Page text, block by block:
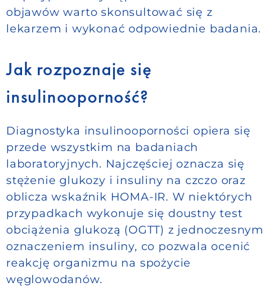
objawów warto skonsultować się z
lekarzem i wykonać odpowiednie badania.
Jak rozpoznaje się
insulinooporność?
Diagnostyka insulinooporności opiera się
przede wszystkim na badaniach
laboratoryjnych. Najczęściej oznacza się
stężenie glukozy i insuliny na czczo oraz
oblicza wskaźnik HOMA-IR. W niektórych
przypadkach wykonuje się doustny test
obciążenia glukozą (OGTT) z jednoczesnym
oznaczeniem insuliny, co pozwala ocenić
reakcję organizmu na spożycie
węglowodanów.